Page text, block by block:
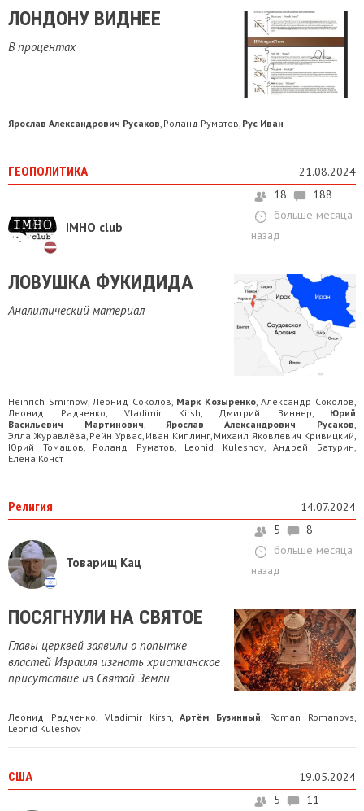
ЛОНДОНУ ВИДНЕЕ
В процентах
Ярослав Александрович Русаков, Роланд Руматов, Рус Иван
ГЕОПОЛИТИКА 21.08.2024
IMHO club
18
188
больше месяца
назад
ЛОВУШКА ФУКИДИДА
Аналитический материал
Heinrich Smirnow, Леонид Соколов, Марк Козыренко, Александр Соколов,
Леонид Радченко, Vladimir Kirsh, Дмитрий Виннер, Юрий
Васильевич Мартинович, Ярослав Александрович Русаков,
Элла Журавлёва, Рейн Урвас, Иван Киплинг, Михаил Яковлевич Кривицкий,
Юрий Томашов, Роланд Руматов, Leonid Kuleshov,Андрей Батурин,
Елена Конст
Религия 14.07.2024
Товарищ Кац
5
8
больше месяца
назад
ПОСЯГНУЛИ НА СВЯТОЕ
Главы церквей заявили о попытке
властей Израиля изгнать христианское
присутствие из Святой Земли
Леонид Радченко Vladimir Kirsh ,Артём Бузинный Roman Romanovs
Leonid Kuleshov
США 19.05.2024
5
11